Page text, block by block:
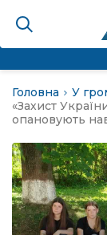
Головна
У
«Захист
опановують